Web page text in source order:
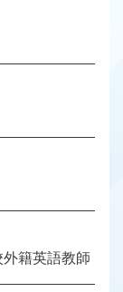
外籍英語教師